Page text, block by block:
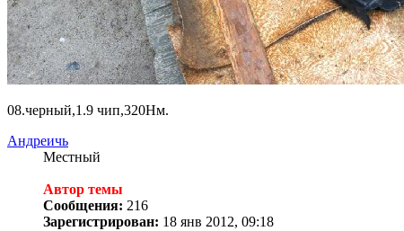
08.черный,1.9 чип,320Нм.
Андреичь
Местный
Автор темы
Сообщения: 216
Зарегистрирован: 18 янв 2012, 09:18